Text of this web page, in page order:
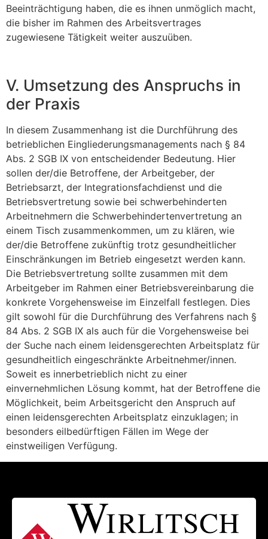
Beeinträchtigung haben, die es ihnen unmöglich macht,
die bisher im Rahmen des Arbeitsvertrages
zugewiesene Tätigkeit weiter auszuüben.
V. Umsetzung des Anspruchs in
der Praxis
In diesem Zusammenhang ist die Durchführung des
betrieblichen Eingliederungs­managements nach § 84
Abs. 2 SGB IX von entscheidender Bedeutung. Hier
sollen der/die Betroffene, der Arbeitgeber, der
Betriebsarzt, der Integrationsfachdienst und die
Betriebsvertretung sowie bei schwer­behinderten
Arbeitnehmern die Schwerbehindertenvertretung an
einem Tisch zusammen­kommen, um zu klären, wie
der/die Betroffene zukünftig trotz gesundheitlicher
Einschränkungen im Betrieb eingesetzt werden kann.
Die Betriebsvertretung sollte zusammen mit dem
Arbeitgeber im Rahmen einer Betriebsvereinbarung die
konkrete Vorgehensweise im Einzelfall fest­legen. Dies
gilt sowohl für die Durchführung des Verfahrens nach §
84 Abs. 2 SGB IX als auch für die Vorgehensweise bei
der Suche nach einem leidens­gerechten Arbeitsplatz für
gesundheitlich ein­geschränkte Arbeitnehmer/innen.
Soweit es innerbetrieblich nicht zu einer
einvernehmlichen Lösung kommt, hat der Betroffene die
Möglichkeit, beim Arbeitsgericht den Anspruch auf
einen leidensgerechten Arbeitsplatz einzuklagen; in
besonders eilbedürftigen Fällen im Wege der
einstweiligen Verfügung.